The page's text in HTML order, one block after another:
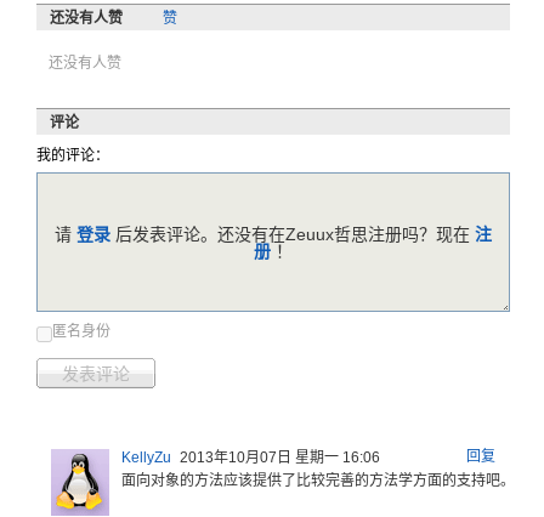
还没有人赞 赞
还没有人赞
评论
我的评论：
匿名身份
发表评论
请 登录 后发表评论。还没有在Zeuux哲思注册吗？现在 注
册 ！
回复
KellyZu 2013年10月07日 星期一 16:06
面向对象的方法应该提供了比较完善的方法学方面的支持吧。Boo